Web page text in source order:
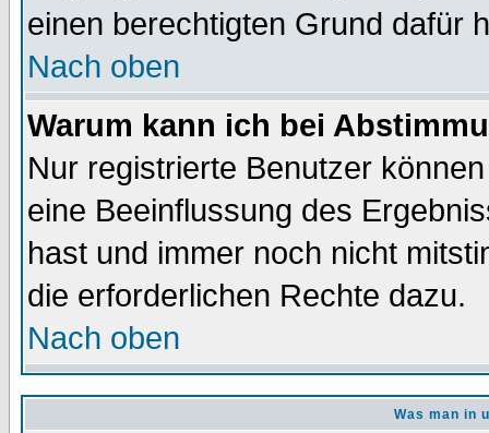
einen berechtigten Grund dafür
Nach oben
Warum kann ich bei
Nur registrierte Benutzer
eine Beeinflussung des
hast und immer noch nicht
die erforderlichen Rechte dazu.
Nach oben
Was man in